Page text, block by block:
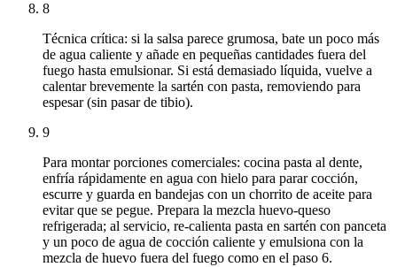
8
Técnica crítica: si la salsa parece grumosa, bate un poco más
de agua caliente y añade en pequeñas cantidades fuera del
fuego hasta emulsionar. Si está demasiado líquida, vuelve a
calentar brevemente la sartén con pasta, removiendo para
espesar (sin pasar de tibio).
9
Para montar porciones comerciales: cocina pasta al dente,
enfría rápidamente en agua con hielo para parar cocción,
escurre y guarda en bandejas con un chorrito de aceite para
evitar que se pegue. Prepara la mezcla huevo-queso
refrigerada; al servicio, re-calienta pasta en sartén con panceta
y un poco de agua de cocción caliente y emulsiona con la
mezcla de huevo fuera del fuego como en el paso 6.